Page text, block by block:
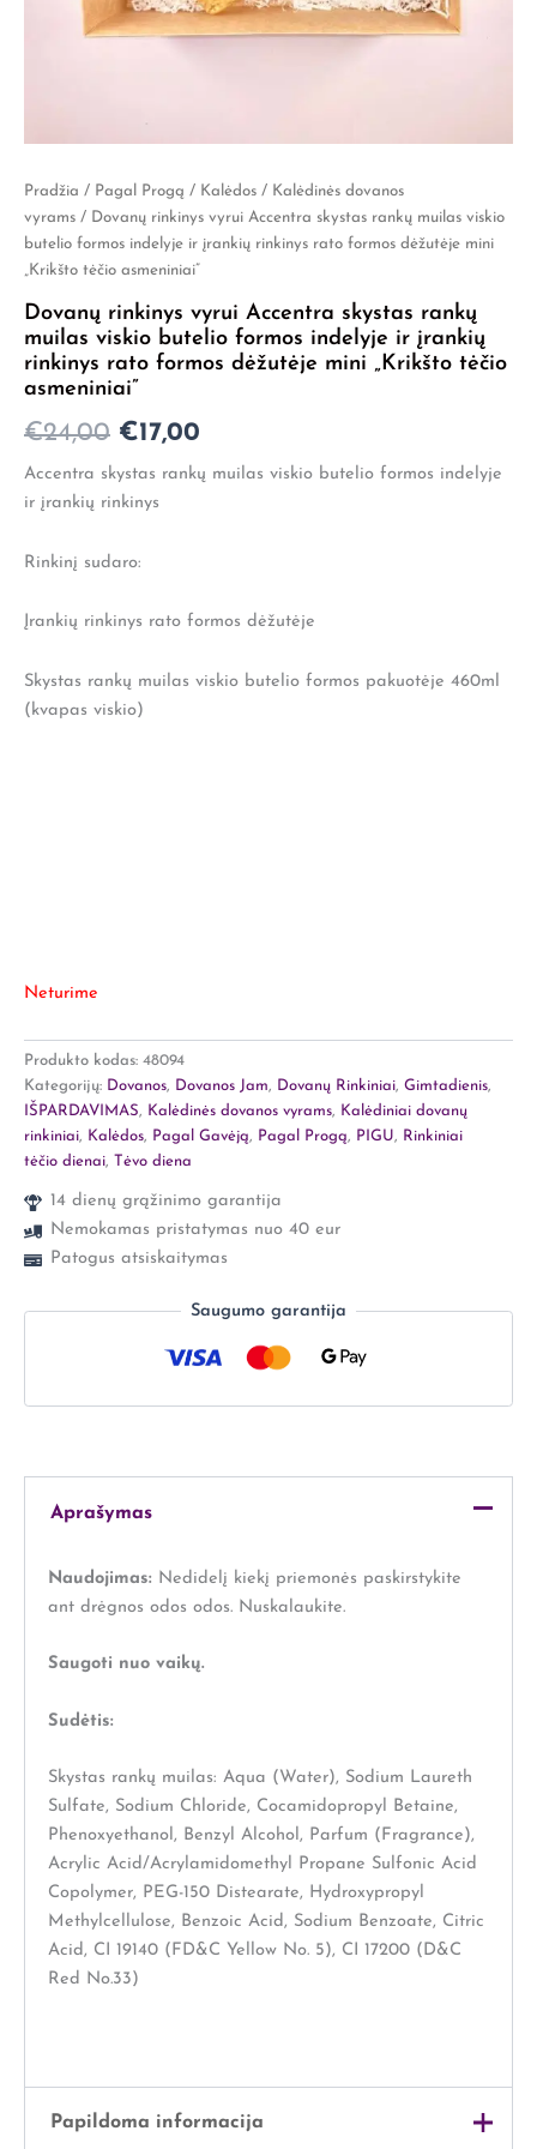
Pradžia / Pagal Progą / Kalėdos / Kalėdinės dovanos
vyrams / Dovanų rinkinys vyrui Accentra skystas rankų muilas viskio
butelio formos indelyje ir įrankių rinkinys rato formos dėžutėje mini
„Krikšto tėčio asmeniniai”
Dovanų rinkinys vyrui Accentra skystas rankų
muilas viskio butelio formos indelyje ir įrankių
rinkinys rato formos dėžutėje mini „Krikšto tėčio
asmeniniai”
€24,00
Original
price
€24,00.
€17,00
Current
price
€17,00.
Accentra skystas rankų muilas viskio butelio formos indelyje
ir įrankių rinkinys
Rinkinį sudaro:
Įrankių rinkinys rato formos dėžutėje
Skystas rankų muilas viskio butelio formos pakuotėje 460ml
(kvapas viskio)
Neturime
Produkto kodas: 48094
Kategorijų: Dovanos, Dovanos Jam, Dovanų Rinkiniai, Gimtadienis,
IŠPARDAVIMAS, Kalėdinės dovanos vyrams, Kalėdiniai dovanų
rinkiniai, Kalėdos, Pagal Gavėją, Pagal Progą, PIGU, Rinkiniai
tėčio dienai, Tėvo diena
14 dienų grąžinimo garantija
Nemokamas pristatymas nuo 40 eur
Patogus atsiskaitymas
Saugumo garantija
Aprašymas
Naudojimas: Nedidelį kiekį priemonės paskirstykite
ant drėgnos odos odos. Nuskalaukite.
Saugoti nuo vaikų.
Sudėtis:
Skystas rankų muilas: Aqua (Water), Sodium Laureth
Sulfate, Sodium Chloride, Cocamidopropyl Betaine,
Phenoxyethanol, Benzyl Alcohol, Parfum (Fragrance),
Acrylic Acid/Acrylamidomethyl Propane Sulfonic Acid
Copolymer, PEG-150 Distearate, Hydroxypropyl
Methylcellulose, Benzoic Acid, Sodium Benzoate, Citric
Acid, CI 19140 (FD&C Yellow No. 5), CI 17200 (D&C
Red No.33)
Papildoma informacija